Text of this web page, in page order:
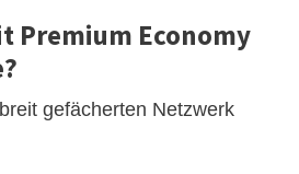
Premium Economy
gefächerten Netzwerk